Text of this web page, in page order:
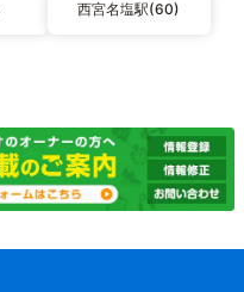
西宮名塩駅(60)